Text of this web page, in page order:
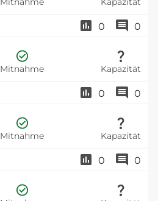
0 0
Mitnahme Kapazität
0 0
Mitnahme Kapazität
0 0